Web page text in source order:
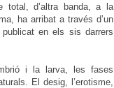
total, d’altra banda, a la
ha arribat a través d’un
en els sis darrers
i la larva, les fases
El desig, l’erotisme,